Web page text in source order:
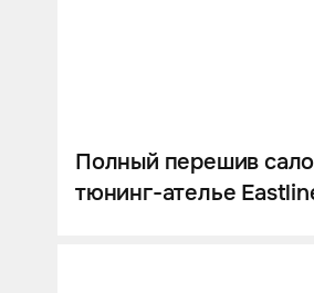
Полный перешив
тюнинг-ателье